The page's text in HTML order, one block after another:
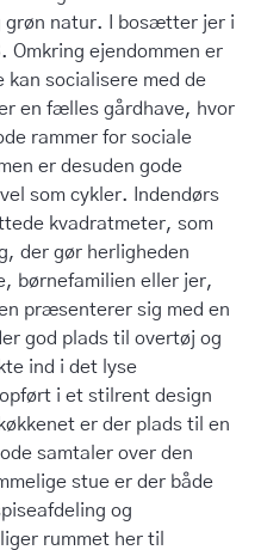
grøn natur. I bosætter jer i
Omkring ejendommen er
kan socialisere med de
en fælles gårdhave, hvor
rammer for sociale
er desuden gode
som cykler. Indendørs
kvadratmeter, som
der gør herligheden
børnefamilien eller jer,
præsenterer sig med en
god plads til overtøj og
ind i det lyse
i et stilrent design
er der plads til en
samtaler over den
stue er der både
og
rummet her til